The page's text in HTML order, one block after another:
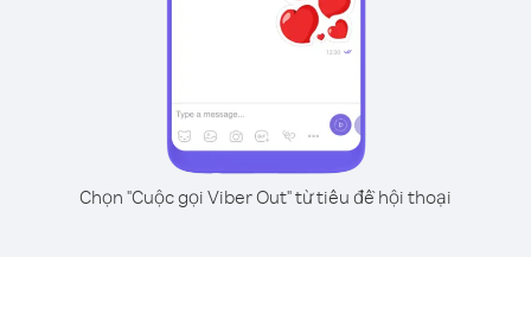
Chọn "Cuộc gọi Viber Out" từ tiêu đề hội thoại